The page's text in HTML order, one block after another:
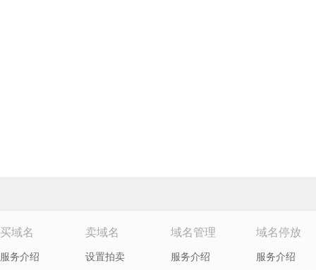
买域名
服务介绍
卖域名
设置拍卖
域名管理
服务介绍
域名停放
服务介绍